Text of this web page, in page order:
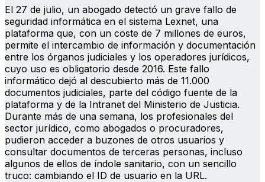
El 27 de julio, un abogado detectó un grave fallo de
seguridad informática en el sistema Lexnet, una
plataforma que, con un coste de 7 millones de euros,
permite el intercambio de información y documentación
entre los órganos judiciales y los operadores jurídicos,
cuyo uso es obligatorio desde 2016. Este fallo
informático dejó al descubierto más de 11.000
documentos judiciales, parte del código fuente de la
plataforma y de la Intranet del Ministerio de Justicia.
Durante más de una semana, los profesionales del
sector jurídico, como abogados o procuradores,
pudieron acceder a buzones de otros usuarios y
consultar documentos de terceras personas, incluso
algunos de ellos de índole sanitario, con un sencillo
truco: cambiando el ID de usuario en la URL.